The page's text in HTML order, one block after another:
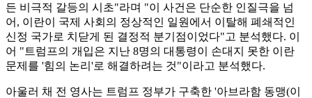
든 비극적 갈등의 시초"라며 "이 사건은 단순한 인질극을 넘
어, 이란이 국제 사회의 정상적인 일원에서 이탈해 폐쇄적인
신정 국가로 치닫게 된 결정적 분기점이었다"고 분석했다. 이
어 "트럼프의 개입은 지난 8명의 대통령이 손대지 못한 이란
문제를 '힘의 논리'로 해결하려는 것"이라고 분석했다.
아울러 채 전 영사는 트럼프 정부가 구축한 '아브라함 동맹(이